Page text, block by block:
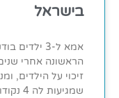
בישראל
אמא ל-3
זיכוי על הילדים,